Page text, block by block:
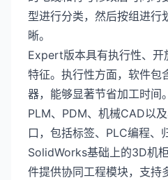
型进行分类，然后按组进行
晰。
Expert版本具有执行性、开
特征。执行性方面，软件包
器，能够显著节省加工时间
PLM、PDM、机械CAD以
口，包括标签、PLC编程、
SolidWorks基础上的3D机
件提供协同工程模块，支持